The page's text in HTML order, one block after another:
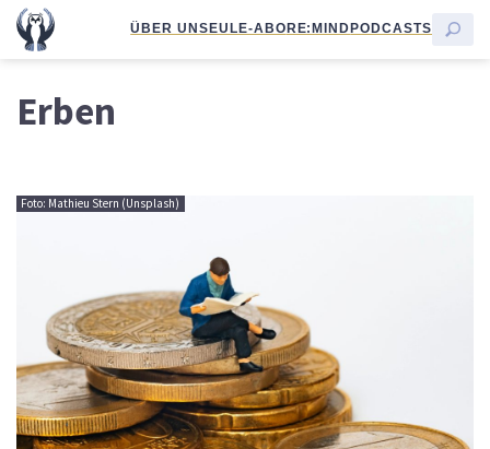
ÜBER UNSEULE-ABORE:MINDPODCASTS
Erben
Foto: Mathieu Stern (Unsplash)